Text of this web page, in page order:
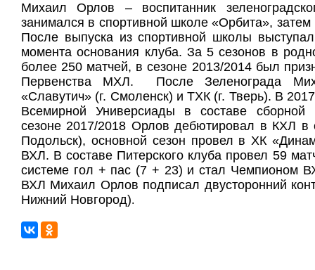
Михаил Орлов – воспитанник
занимался в спортивной школе «Орбита»,
После выпуска из спортивной школы
момента основания клуба. За 5 сезонов в
более 250 матчей, в сезоне 2013/2014 был
Первенства МХЛ. После Зеленограда
«Славутич» (г. Смоленск) и ТХК (г. Тверь). В
Всемирной Универсиады в составе
сезоне 2017/2018 Орлов дебютировал в КХЛ в
Подольск), основной сезон провел в ХК
ВХЛ. В составе Питерского клуба провел 59
системе гол + пас (7 + 23) и стал Чемпионом
ВХЛ Михаил Орлов подписал двусторонний
Нижний Новгород).